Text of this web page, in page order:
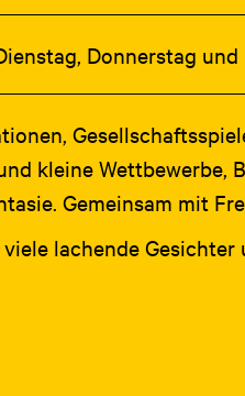
Donnerstag
kleine Wettbewerbe,
Gemeinsam mit
lachende